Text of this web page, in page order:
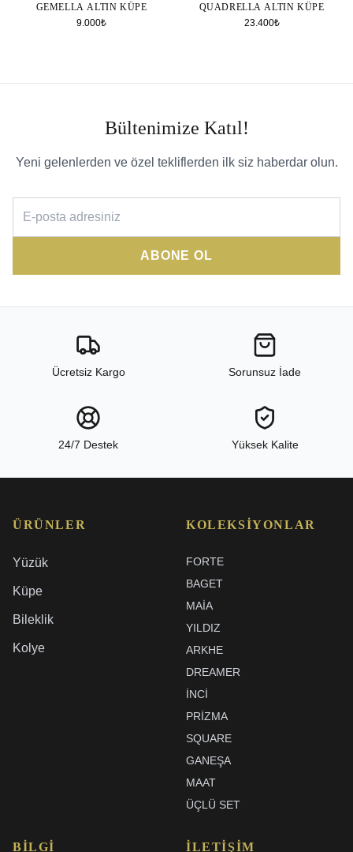
GEMELLA ALTIN KÜPE
9.000₺
QUADRELLA ALTIN KÜPE
23.400₺
Bültenimize Katıl!
Yeni gelenlerden ve özel tekliflerden ilk siz haberdar olun.
ABONE OL
Ücretsiz Kargo Sorunsuz İade
24/7 Destek Yüksek Kalite
ÜRÜNLER
Yüzük
Küpe
Bileklik
Kolye
KOLEKSIYONLAR
FORTE
BAGET
MAIA
YILDIZ
ARKHE
DREAMER
İNCI
PRIZMA
SQUARE
GANEŞA
MAAT
ÜÇLÜ SET
BILGI İLETIŞIM